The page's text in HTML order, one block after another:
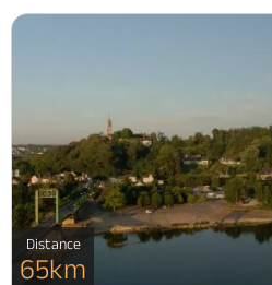
Distance
65km